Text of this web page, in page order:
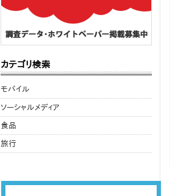
カテゴリ検索
モバイル
ソーシャルメディア
食品
旅行